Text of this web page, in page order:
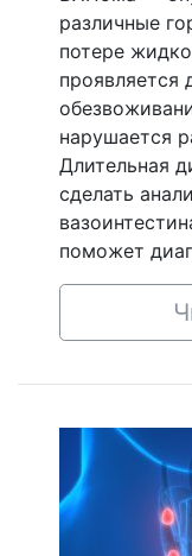
различные
потере
проявляется
нарушается
Длительная
сделать
поможет